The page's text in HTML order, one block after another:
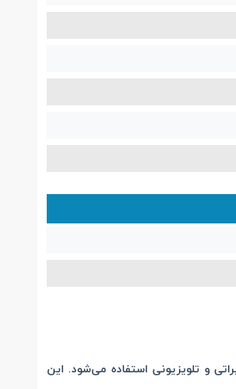
است و در تجهیزات مخابراتی و تلویزیونی استفاده می‌شود. این